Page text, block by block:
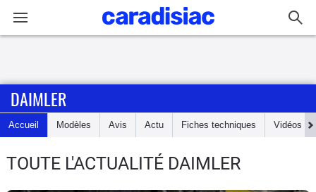
Accueil
Actu
Essais
DAIMLER
Accueil Modèles Avis Actu Fiches techniques Vidéos
TOUTE L'ACTUALITÉ DAIMLER